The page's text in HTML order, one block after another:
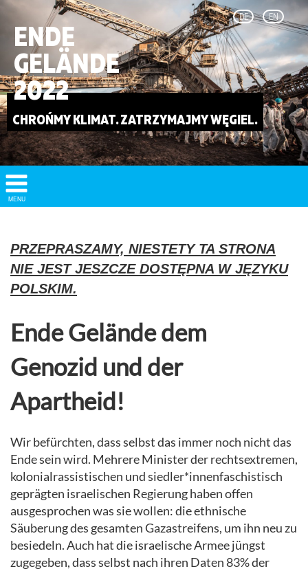
DE EN
ENDE
GELÄNDE
2022
CHROŃMY KLIMAT. ZATRZYMAJMY WĘGIEL.
Show/
Hide
MENU
PRZEPRASZAMY, NIESTETY TA STRONA
NIE JEST JESZCZE DOSTĘPNA W JĘZYKU
POLSKIM.
Ende Gelände dem
Genozid und der
Apartheid!
Wir befürchten, dass selbst das immer noch nicht das
Ende sein wird. Mehrere Minister der rechtsextremen,
kolonialrassistischen und siedler*innenfaschistisch
geprägten israelischen Regierung haben offen
ausgesprochen was sie wollen: die ethnische
Säuberung des gesamten Gazastreifens, um ihn neu zu
besiedeln. Auch hat die israelische Armee jüngst
zugegeben, dass selbst nach ihren Daten 83% der